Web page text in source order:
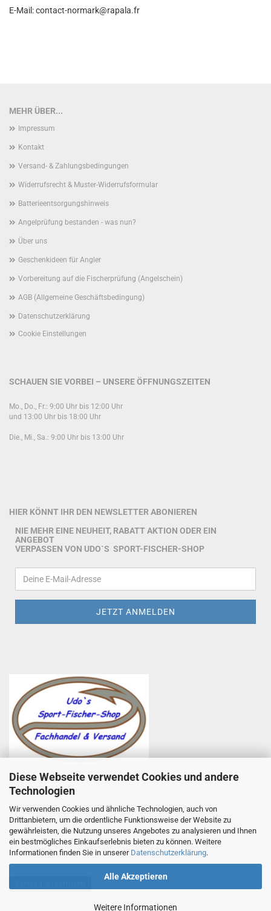
Diese Webseite verwendet Cookies und andere
Technologien
Wir verwenden Cookies und ähnliche Technologien, auch von
Drittanbietern, um die ordentliche Funktionsweise der Website zu
gewährleisten, die Nutzung unseres Angebotes zu analysieren und Ihnen
ein bestmögliches Einkaufserlebnis bieten zu können. Weitere
Informationen finden Sie in unserer Datenschutzerklärung.
Alle Akzeptieren
Weitere Informationen
E-Mail: contact-normark@rapala.fr
MEHR ÜBER...
Impressum
Kontakt
Versand- & Zahlungsbedingungen
Widerrufsrecht & Muster-Widerrufsformular
Batterieentsorgungshinweis
Angelprüfung bestanden - was nun?
Über uns
Geschenkideen für Angler
Vorbereitung auf die Fischerprüfung (Angelschein)
AGB (Allgemeine Geschäftsbedingung)
Datenschutzerklärung
Cookie Einstellungen
SCHAUEN SIE VORBEI – UNSERE ÖFFNUNGSZEITEN
Mo., Do., Fr.: 9:00 Uhr bis 12:00 Uhr
und 13:00 Uhr bis 18:00 Uhr
Die., Mi., Sa.: 9:00 Uhr bis 13:00 Uhr
HIER KÖNNT IHR DEN NEWSLETTER ABONIEREN
NIE MEHR EINE NEUHEIT, RABATT AKTION ODER EIN
ANGEBOT
VERPASSEN VON UDO`S SPORT-FISCHER-SHOP
Udo Totzauer
Udo`s Sport-Fischer-Shop
97753 Karlstadt
Telefon +49 9353 985440
E-Mail
info@angelsport-direkt.de